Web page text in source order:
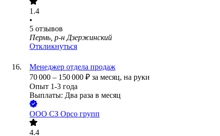
1.4
•
5 отзывов
Пермь, р-н Дзержинский
Откликнуться
Менеджер отдела продаж
70 000 – 150 000 ₽ за месяц, на руки
Опыт 1-3 года
Выплаты: Два раза в месяц
ООО СЗ Орсо групп
4.4